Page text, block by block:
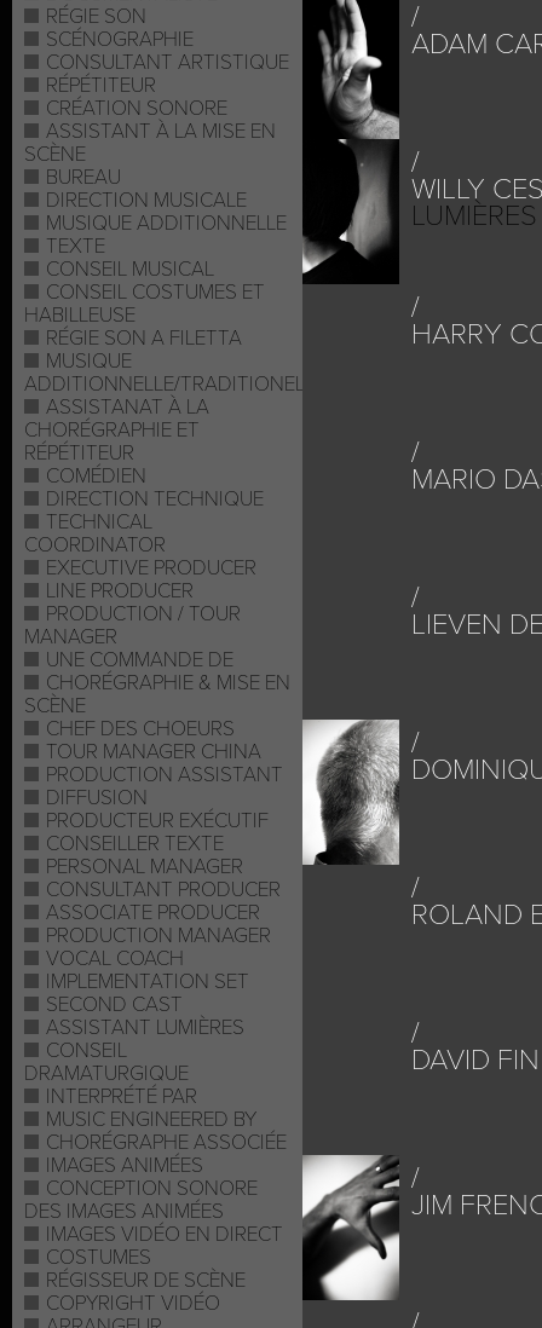
RÉGIE SON
SCÉNOGRAPHIE
CONSULTANT ARTISTIQUE
RÉPÉTITEUR
CRÉATION SONORE
ASSISTANT À LA MISE EN
SCÈNE
BUREAU
DIRECTION MUSICALE
MUSIQUE ADDITIONNELLE
TEXTE
CONSEIL MUSICAL
CONSEIL COSTUMES ET
HABILLEUSE
RÉGIE SON A FILETTA
MUSIQUE
ADDITIONNELLE/TRADITIONELLE
ASSISTANAT À LA
CHORÉGRAPHIE ET
RÉPÉTITEUR
COMÉDIEN
DIRECTION TECHNIQUE
TECHNICAL
COORDINATOR
EXECUTIVE PRODUCER
LINE PRODUCER
PRODUCTION / TOUR
MANAGER
UNE COMMANDE DE
CHORÉGRAPHIE & MISE EN
SCÈNE
CHEF DES CHOEURS
TOUR MANAGER CHINA
PRODUCTION ASSISTANT
DIFFUSION
PRODUCTEUR EXÉCUTIF
CONSEILLER TEXTE
PERSONAL MANAGER
CONSULTANT PRODUCER
ASSOCIATE PRODUCER
PRODUCTION MANAGER
VOCAL COACH
IMPLEMENTATION SET
SECOND CAST
ASSISTANT LUMIÈRES
CONSEIL
DRAMATURGIQUE
INTERPRÉTÉ PAR
MUSIC ENGINEERED BY
CHORÉGRAPHE ASSOCIÉE
IMAGES ANIMÉES
CONCEPTION SONORE
DES IMAGES ANIMÉES
IMAGES VIDÉO EN DIRECT
COSTUMES
RÉGISSEUR DE SCÈNE
COPYRIGHT VIDÉO
ADAM
WILLY
LUMIÈRES
HARRY
MARIO
LIEVEN
ROLAND
DAVID
JIM